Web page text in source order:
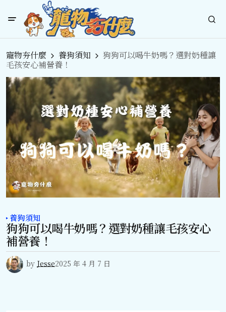
寵物夯什麼 養狗須知
狗狗可以喝牛奶嗎？選對奶種讓
毛孩安心補營養！
養狗須知
狗狗可以喝牛奶嗎？選對奶種讓毛孩安心
補營養！
by Jesse2025 年 4 月 7 日